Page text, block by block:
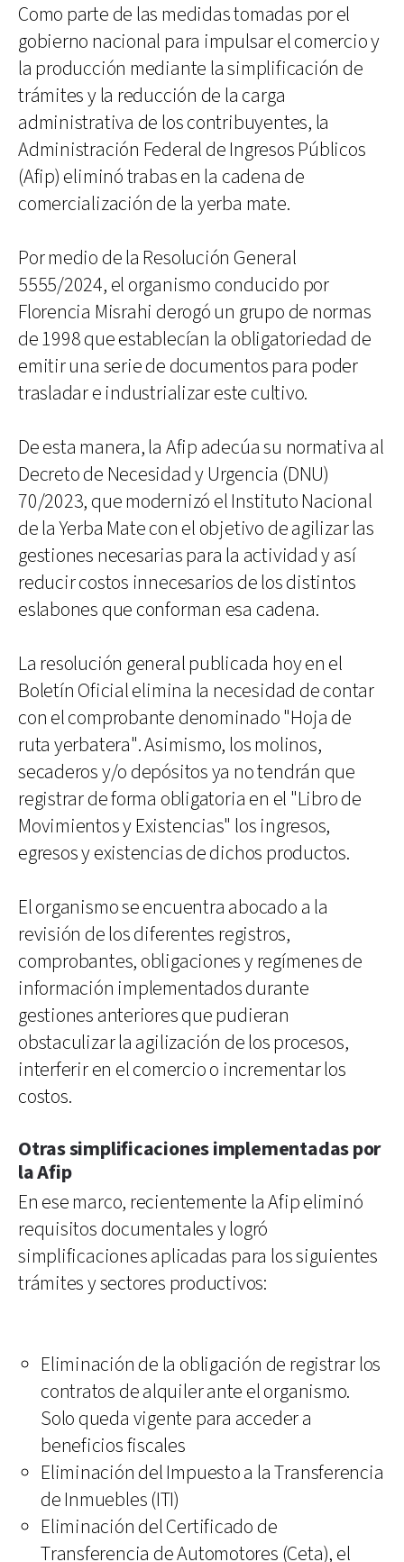
Como parte de las medidas tomadas por el
gobierno nacional para impulsar el comercio y
la producción mediante la simplificación de
trámites y la reducción de la carga
administrativa de los contribuyentes, la
Administración Federal de Ingresos Públicos
(Afip) eliminó trabas en la cadena de
comercialización de la yerba mate.
Por medio de la Resolución General
5555/2024, el organismo conducido por
Florencia Misrahi derogó un grupo de normas
de 1998 que establecían la obligatoriedad de
emitir una serie de documentos para poder
trasladar e industrializar este cultivo.
De esta manera, la Afip adecúa su normativa al
Decreto de Necesidad y Urgencia (DNU)
70/2023, que modernizó el Instituto Nacional
de la Yerba Mate con el objetivo de agilizar las
gestiones necesarias para la actividad y así
reducir costos innecesarios de los distintos
eslabones que conforman esa cadena.
La resolución general publicada hoy en el
Boletín Oficial elimina la necesidad de contar
con el comprobante denominado "Hoja de
ruta yerbatera". Asimismo, los molinos,
secaderos y/o depósitos ya no tendrán que
registrar de forma obligatoria en el "Libro de
Movimientos y Existencias" los ingresos,
egresos y existencias de dichos productos.
El organismo se encuentra abocado a la
revisión de los diferentes registros,
comprobantes, obligaciones y regímenes de
información implementados durante
gestiones anteriores que pudieran
obstaculizar la agilización de los procesos,
interferir en el comercio o incrementar los
costos.
Otras simplificaciones implementadas por
la Afip
En ese marco, recientemente la Afip eliminó
requisitos documentales y logró
simplificaciones aplicadas para los siguientes
trámites y sectores productivos:
Eliminación de la obligación de registrar los
contratos de alquiler ante el organismo.
Solo queda vigente para acceder a
beneficios fiscales
Eliminación del Impuesto a la Transferencia
de Inmuebles (ITI)
Eliminación del Certificado de
Transferencia de Automotores (Ceta), el